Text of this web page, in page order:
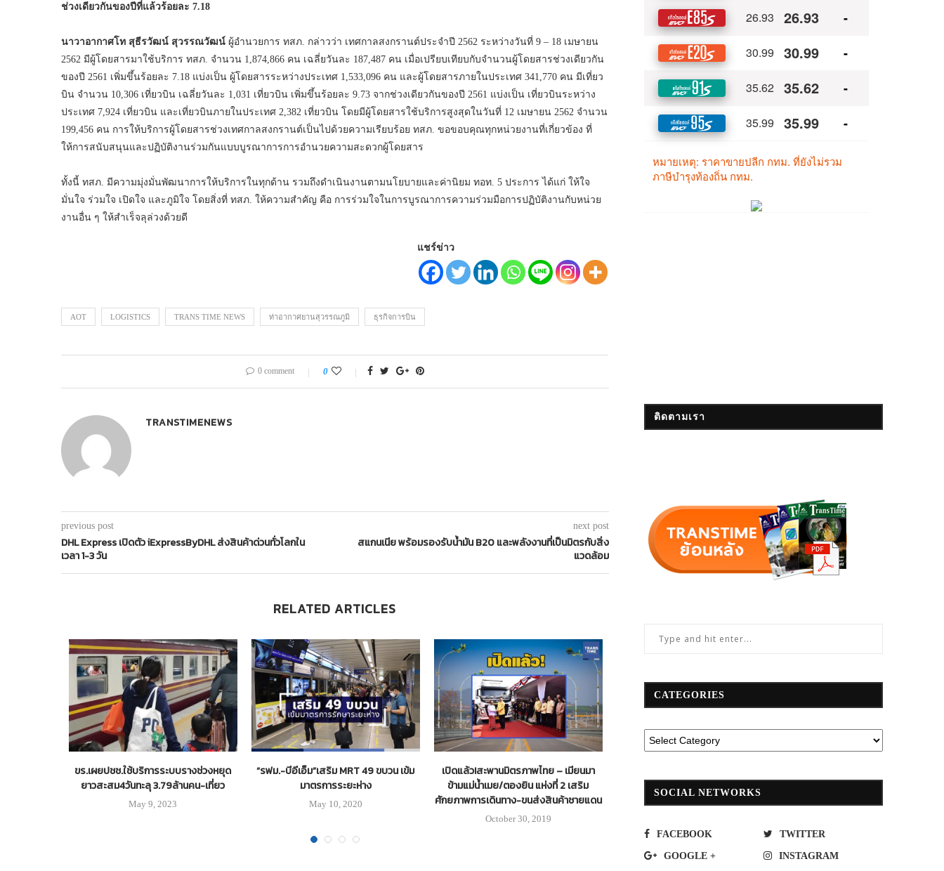
ช่วงเดียวกันของปีที่แล้วร้อยละ 7.18
นาวาอากาศโท สุธีรวัฒน์ สุวรรณวัฒน์ ผู้อำนวยการ ทสภ. กล่าวว่า เทศกาลสงกรานต์ประจำปี 2562 ระหว่างวันที่ 9 – 18 เมษายน
2562 มีผู้โดยสารมาใช้บริการ ทสภ. จำนวน 1,874,866 คน เฉลี่ยวันละ 187,487 คน เมื่อเปรียบเทียบกับจำนวนผู้โดยสารช่วงเดียวกัน
ของปี 2561 เพิ่มขึ้นร้อยละ 7.18 แบ่งเป็น ผู้โดยสารระหว่างประเทศ 1,533,096 คน และผู้โดยสารภายในประเทศ 341,770 คน มีเที่ยว
บิน จำนวน 10,306 เที่ยวบิน เฉลี่ยวันละ 1,031 เที่ยวบิน เพิ่มขึ้นร้อยละ 9.73 จากช่วงเดียวกันของปี 2561 แบ่งเป็น เที่ยวบินระหว่าง
ประเทศ 7,924 เที่ยวบิน และเที่ยวบินภายในประเทศ 2,382 เที่ยวบิน โดยมีผู้โดยสารใช้บริการสูงสุดในวันที่ 12 เมษายน 2562 จำนวน
199,456 คน การให้บริการผู้โดยสารช่วงเทศกาลสงกรานต์เป็นไปด้วยความเรียบร้อย ทสภ. ขอขอบคุณทุกหน่วยงานที่เกี่ยวข้อง ที่
ให้การสนับสนุนและปฏิบัติงานร่วมกันแบบบูรณาการการอำนวยความสะดวกผู้โดยสาร
ทั้งนี้ ทสภ. มีความมุ่งมั่นพัฒนาการให้บริการในทุกด้าน รวมถึงดำเนินงานตามนโยบายและค่านิยม ทอท. 5 ประการ ได้แก่ ให้ใจ
มั่นใจ ร่วมใจ เปิดใจ และภูมิใจ โดยสิ่งที่ ทสภ. ให้ความสำคัญ คือ การร่วมใจในการบูรณาการความร่วมมือการปฏิบัติงานกับหน่วย
งานอื่น ๆ ให้สำเร็จลุล่วงด้วยดี
แชร์ข่าว
AOT LOGISTICS TRANS TIME NEWS ท่าอากาศยานสุวรรณภูมิ ธุรกิจการบิน
0 comment 0
TRANSTIMENEWS
previous post
DHL Express เปิดตัว iExpressByDHL ส่งสินค้าด่วนทั่วโลกใน
เวลา 1-3 วัน
next post
สแกนเนีย พร้อมรองรับน้ำมัน B20 และพลังงานที่เป็นมิตรกับสิ่ง
แวดล้อม
RELATED ARTICLES
ขร.เผยปชช.ใช้บริการระบบรางช่วงหยุด
ยาวสะสม4วันทะลุ 3.79ล้านคน-เที่ยว
May 9, 2023
“รฟม.-บีอีเอ็ม”เสริม MRT 49 ขบวน เข้ม
มาตรการระยะห่าง
May 10, 2020
เปิดแล้ว!สะพานมิตรภาพไทย – เมียนมา
ข้ามแม่น้ำเมย/ตองยิน แห่งที่ 2 เสริม
ศักยภาพการเดินทาง-ขนส่งสินค้าชายแดน
October 30, 2019
อุบัติเหตุลดลง 28%
September 11, 2023
กันกับทางด่วนขั้นที่ 3
September 17, 2018
ติดตามเรา
CATEGORIES
SOCIAL NETWORKS
FACEBOOK TWITTER
GOOGLE + INSTAGRAM